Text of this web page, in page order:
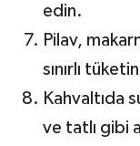
edin.
Pilav,
sınırlı
Kahvaltıda
ve tatlı gibi